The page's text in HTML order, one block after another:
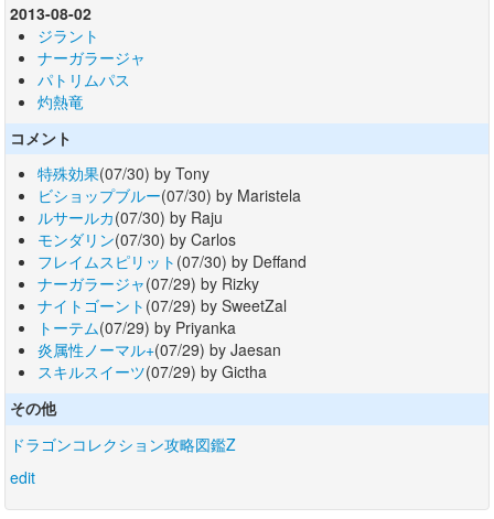
2013-08-02
ジラント
ナーガラージャ
パトリムパス
灼熱竜
コメント
特殊効果(07/30) by Tony
ビショップブルー(07/30) by Maristela
ルサールカ(07/30) by Raju
モンダリン(07/30) by Carlos
フレイムスピリット (07/30) by Deffand
ナーガラージャ(07/29) by Rizky
ナイトゴーント (07/29) by SweetZal
トーテム(07/29) by Priyanka
炎属性ノーマル+(07/29) by Jaesan
スキルスイーツ(07/29) by Gictha
その他
ドラゴンコレクション攻略図鑑Z
edit